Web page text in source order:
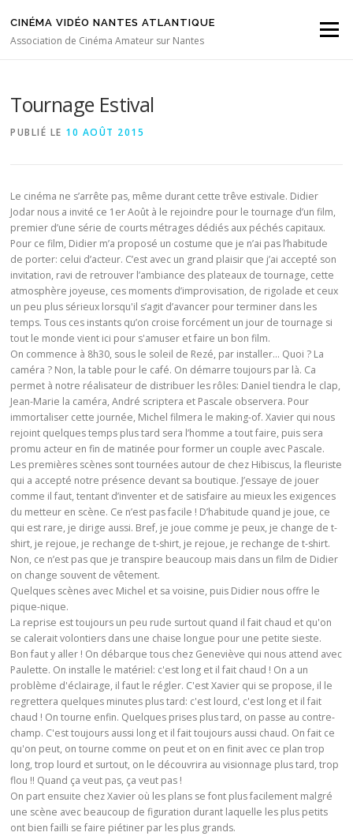
CINÉMA VIDÉO NANTES ATLANTIQUE
Association de Cinéma Amateur sur Nantes
Menu
Tournage Estival
PUBLIÉ LE 10 AOÛT 2015
Le cinéma ne s’arrête pas, même durant cette trêve estivale. Didier
Jodar nous a invité ce 1er Août à le rejoindre pour le tournage d’un film,
premier d’une série de courts métrages dédiés aux péchés capitaux.
Pour ce film, Didier m’a proposé un costume que je n’ai pas l’habitude
de porter: celui d’acteur. C’est avec un grand plaisir que j’ai accepté son
invitation, ravi de retrouver l’ambiance des plateaux de tournage, cette
atmosphère joyeuse, ces moments d’improvisation, de rigolade et ceux
un peu plus sérieux lorsqu'il s’agit d’avancer pour terminer dans les
temps. Tous ces instants qu’on croise forcément un jour de tournage si
tout le monde vient ici pour s'amuser et faire un bon film.
On commence à 8h30, sous le soleil de Rezé, par installer… Quoi ? La
caméra ? Non, la table pour le café. On démarre toujours par là. Ca
permet à notre réalisateur de distribuer les rôles: Daniel tiendra le clap,
Jean-Marie la caméra, André scriptera et Pascale observera. Pour
immortaliser cette journée, Michel filmera le making-of. Xavier qui nous
rejoint quelques temps plus tard sera l’homme a tout faire, puis sera
promu acteur en fin de matinée pour former un couple avec Pascale.
Les premières scènes sont tournées autour de chez Hibiscus, la fleuriste
qui a accepté notre présence devant sa boutique. J’essaye de jouer
comme il faut, tentant d’inventer et de satisfaire au mieux les exigences
du metteur en scène. Ce n’est pas facile ! D’habitude quand je joue, ce
qui est rare, je dirige aussi. Bref, je joue comme je peux, je change de t-
shirt, je rejoue, je rechange de t-shirt, je rejoue, je rechange de t-shirt.
Non, ce n’est pas que je transpire beaucoup mais dans un film de Didier
on change souvent de vêtement.
Quelques scènes avec Michel et sa voisine, puis Didier nous offre le
pique-nique.
La reprise est toujours un peu rude surtout quand il fait chaud et qu'on
se calerait volontiers dans une chaise longue pour une petite sieste.
Bon faut y aller ! On débarque tous chez Geneviève qui nous attend avec
Paulette. On installe le matériel: c'est long et il fait chaud ! On a un
problème d'éclairage, il faut le régler. C'est Xavier qui se propose, il le
regrettera quelques minutes plus tard: c'est lourd, c'est long et il fait
chaud ! On tourne enfin. Quelques prises plus tard, on passe au contre-
champ. C'est toujours aussi long et il fait toujours aussi chaud. On fait ce
qu'on peut, on tourne comme on peut et on en finit avec ce plan trop
long, trop lourd et surtout, on le découvrira au visionnage plus tard, trop
flou !! Quand ça veut pas, ça veut pas !
On part ensuite chez Xavier où les plans se font plus facilement malgré
une scène avec beaucoup de figuration durant laquelle les plus petits
ont bien failli se faire piétiner par les plus grands.